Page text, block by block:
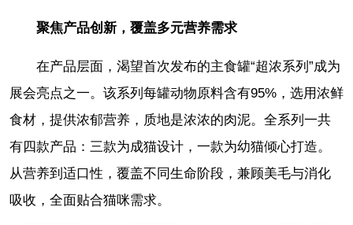
聚焦产品创新，覆盖多元营养需求
在产品层面，渴望首次发布的主食罐“超浓系列”成为
展会亮点之一。该系列每罐动物原料含有95%，选用浓鲜
食材，提供浓郁营养，质地是浓浓的肉泥。全系列一共
有四款产品：三款为成猫设计，一款为幼猫倾心打造。
从营养到适口性，覆盖不同生命阶段，兼顾美毛与消化
吸收，全面贴合猫咪需求。